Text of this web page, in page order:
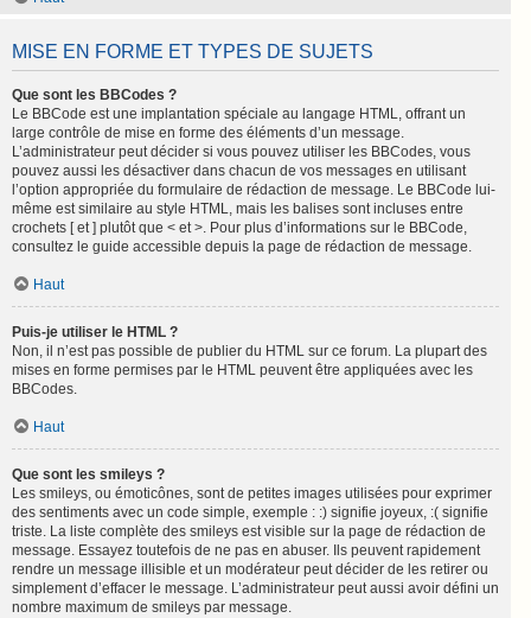
MISE EN FORME ET TYPES DE SUJETS
Que sont les BBCodes ?
Le BBCode est une implantation spéciale au langage HTML, offrant un
large contrôle de mise en forme des éléments d’un message.
L’administrateur peut décider si vous pouvez utiliser les BBCodes, vous
pouvez aussi les désactiver dans chacun de vos messages en utilisant
l’option appropriée du formulaire de rédaction de message. Le BBCode lui-
même est similaire au style HTML, mais les balises sont incluses entre
crochets [ et ] plutôt que < et >. Pour plus d’informations sur le BBCode,
consultez le guide accessible depuis la page de rédaction de message.
Haut
Puis-je utiliser le HTML ?
Non, il n’est pas possible de publier du HTML sur ce forum. La plupart des
mises en forme permises par le HTML peuvent être appliquées avec les
BBCodes.
Haut
Que sont les smileys ?
Les smileys, ou émoticônes, sont de petites images utilisées pour exprimer
des sentiments avec un code simple, exemple : :) signifie joyeux, :( signifie
triste. La liste complète des smileys est visible sur la page de rédaction de
message. Essayez toutefois de ne pas en abuser. Ils peuvent rapidement
rendre un message illisible et un modérateur peut décider de les retirer ou
simplement d’effacer le message. L’administrateur peut aussi avoir défini un
nombre maximum de smileys par message.